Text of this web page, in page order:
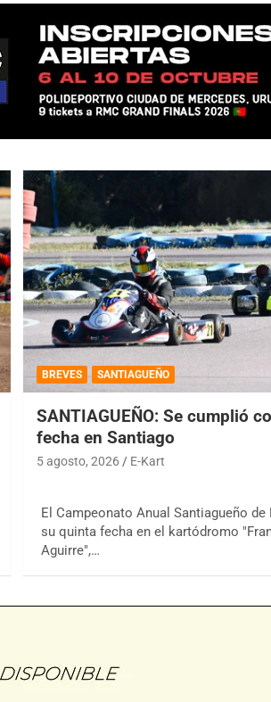
BREVES SANTIAGUEÑO
SANTIAGUEÑO: Se cumplió
fecha en Santiago
5 agosto, 2026 E-Kart
El Campeonato Anual Santiagueño
su quinta fecha en el kartódromo
Aguirre",…